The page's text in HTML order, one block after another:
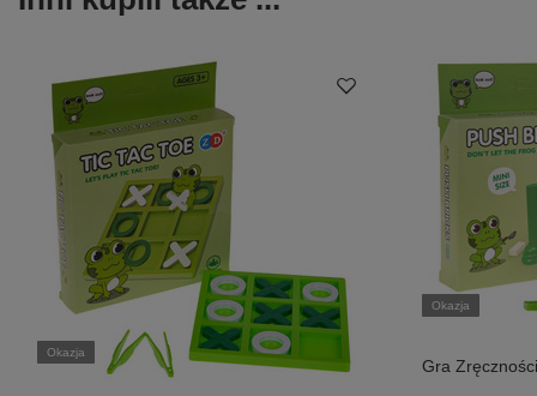
Okazja
Okazja
Gra